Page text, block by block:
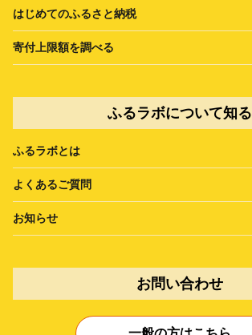
はじめてのふるさと納税
寄付上限額を調べる
ふるラボについて知る
ふるラボとは
よくあるご質問
お知らせ
お問い合わせ